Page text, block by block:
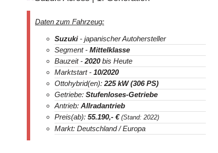
Daten zum Fahrzeug:
Suzuki- japanischer Autohersteller
Segment - Mittelklasse
Bauzeit - 2020bis Heute
Marktstart - 10/2020
Ottohybrid(en): 225 kW (306 PS)
Getriebe: Stufenloses-Getriebe
Antrieb: Allradantrieb
Preis(ab): 55.190,- € (Stand: 2022)
Markt: Deutschland / Europa